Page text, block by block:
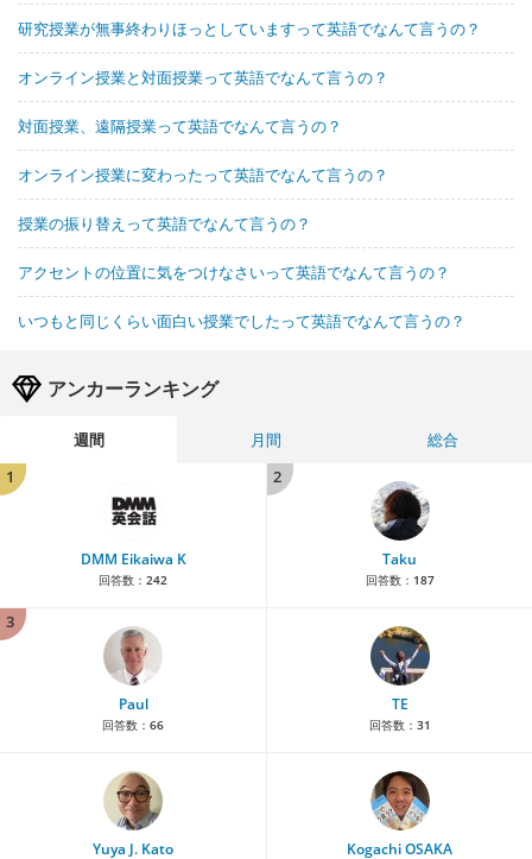
研究授業が無事終わりほっとしていますって英語でなんて言うの？
オンライン授業と対面授業って英語でなんて言うの？
対面授業、遠隔授業って英語でなんて言うの？
オンライン授業に変わったって英語でなんて言うの？
授業の振り替えって英語でなんて言うの？
アクセントの位置に気をつけなさいって英語でなんて言うの？
いつもと同じくらい面白い授業でしたって英語でなんて言うの？
アンカーランキング
週間 月間
総合
1
DMM Eikaiwa K
回答数： 242
2
Taku
回答数： 187
3
Paul
回答数： 66
TE
回答数： 31
Yuya J. Kato Kogachi OSAKA